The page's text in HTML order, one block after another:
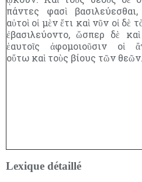
πάντες φασὶ
αὐτοὶ οἱ μὲν ἔτι καὶ νῦν οἱ δὲ
ἐβασιλεύοντο, ὥσπερ δὲ
ἑαυτοῖς ἀφομοιοῦσιν οἱ
οὕτω καὶ τοὺς βίους τῶν θεῶν.
Lexique détaillé